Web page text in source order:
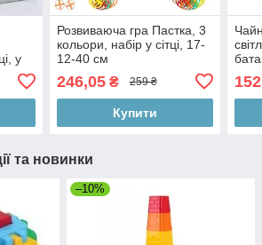
у
Розвиваюча гра Пастка, 3
кольори, набір у сітці, 17-
12-40 см
246,05₴ 259 ₴
Купити
та новинки
–10%